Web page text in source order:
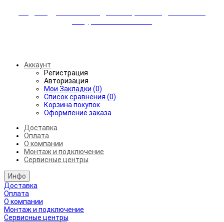
Аккаунт
Регистрация
Авторизация
Мои Закладки (0)
Список сравнения (0)
Корзина покупок
Оформление заказа
Доставка
Оплата
О компании
Монтаж и подключение
Сервисные центры
Инфо
Доставка
Оплата
О компании
Монтаж и подключение
Сервисные центры